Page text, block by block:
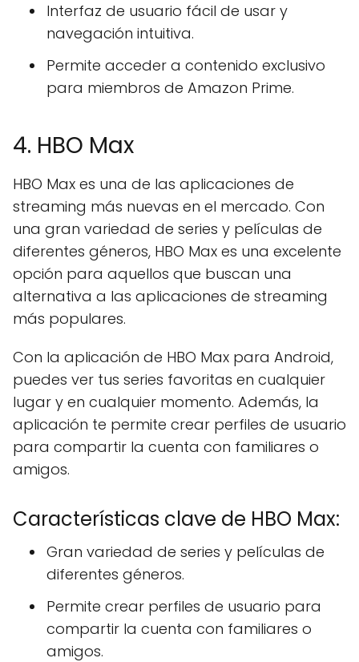
Interfaz de usuario fácil de usar y
navegación intuitiva.
Permite acceder a contenido exclusivo
para miembros de Amazon Prime.
4. HBO Max
HBO Max es una de las aplicaciones de
streaming más nuevas en el mercado. Con
una gran variedad de series y películas de
diferentes géneros, HBO Max es una excelente
opción para aquellos que buscan una
alternativa a las aplicaciones de streaming
más populares.
Con la aplicación de HBO Max para Android,
puedes ver tus series favoritas en cualquier
lugar y en cualquier momento. Además, la
aplicación te permite crear perfiles de usuario
para compartir la cuenta con familiares o
amigos.
Características clave de HBO Max:
Gran variedad de series y películas de
diferentes géneros.
Permite crear perfiles de usuario para
compartir la cuenta con familiares o
amigos.